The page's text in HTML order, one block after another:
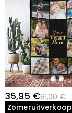
35,95 €61,00 €
Zomeruitverkoop